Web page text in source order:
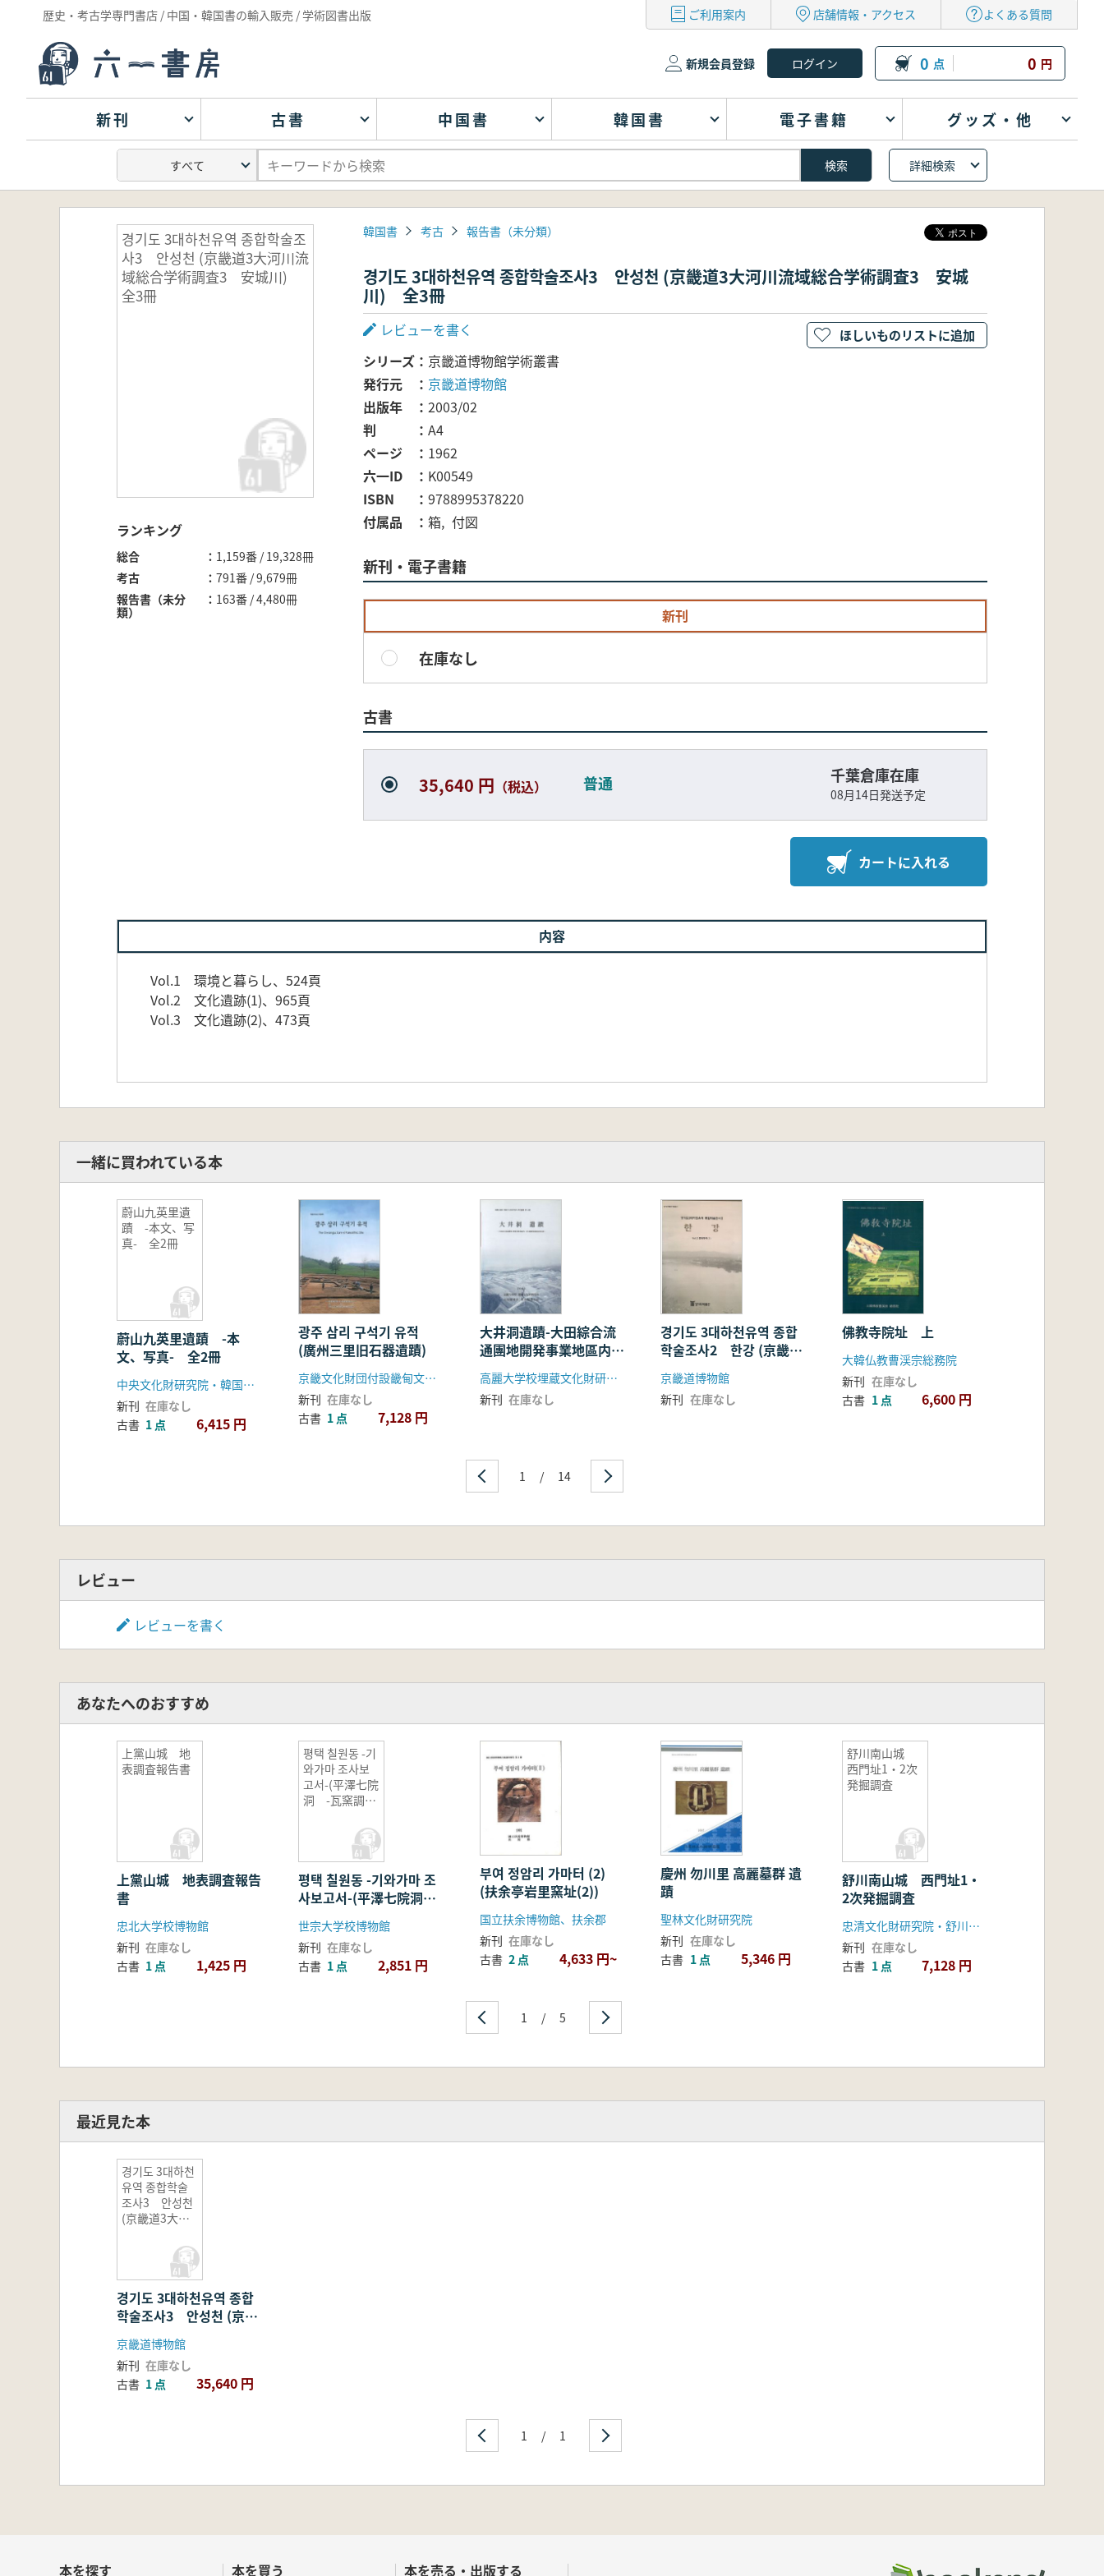
歴史・考古学専門書店 / 中国・韓国書の輸入販売 / 学術図書出版 ご利用案内 店舗情報・アクセス よくある質問
新規会員登録 0 点 0 円
新刊 古書 中国書 韓国書 電子書籍 グッズ・他
詳細検索
경기도 3대하천유역 종합학술조
사3 안성천 (京畿道3大河川流
域総合学術調査3 安城川)
全3冊
ランキング
総合
1,159番 / 19,328冊
考古
791番 / 9,679冊
報告書（未分
類）
163番 / 4,480冊
韓国書 考古 報告書（未分類）
경기도 3대하천유역 종합학술조사3 안성천 (京畿道3大河川流域総合学術調査3 安城
川) 全3冊
レビューを書く
シリーズ
京畿道博物館学術叢書
発行元
京畿道博物館
出版年
2003/02
判
A4
ページ
1962
六一ID
K00549
ISBN
9788995378220
付属品
箱 付図
新刊・電子書籍
新刊
在庫なし
古書
35,640 円 （税込） 普通 千葉倉庫在庫
08月14日発送予定
カートに入れる
ほしいものリストに追加
内容
Vol.1 環境と暮らし、524頁
Vol.2 文化遺跡(1)、965頁
Vol.3 文化遺跡(2)、473頁
一緒に買われている本
蔚山九英里遺
蹟 -本文、写
真- 全2冊
蔚山九英里遺蹟 -本
文、写真- 全2冊
中央文化財研究院・韓国土地公社
新刊 在庫なし
古書 1 点 6,415 円
광주 삼리 구석기 유적
(廣州三里旧石器遺蹟)
京畿文化財団付設畿甸文化財研究院、廣州市、2001世界陶磁器エキスポ組織委員会
新刊 在庫なし
古書 1 点 7,128 円
大井洞遺蹟-大田綜合流
通團地開発事業地區内文
化遺蹟発掘調査報告書-高麗大学校埋蔵文化財研究所、大田広域市都市開発公社
新刊 在庫なし
경기도 3대하천유역 종합
학술조사2 한강 (京畿道
3大河川流域総合学術調
査2 漢江) 全3冊
京畿道博物館
新刊 在庫なし
佛教寺院址 上
大韓仏教曹渓宗総務院
新刊 在庫なし
古書 1 点 6,600 円
1 / 14
レビュー
レビューを書く
あなたへのおすすめ
上黨山城 地
表調査報告書
上黨山城 地表調査報告
書
忠北大学校博物館
新刊 在庫なし
古書 1 点 1,425 円
평택 칠원동 -기
와가마 조사보
고서-(平澤七院
洞 -瓦窯調査
평택 칠원동 -기와가마 조
사보고서-(平澤七院洞 -
瓦窯調査報告書-)
世宗大学校博物館
新刊 在庫なし
古書 1 点 2,851 円
부여 정암리 가마터 (2)
(扶余亭岩里窯址(2))
国立扶余博物館、扶余郡
新刊 在庫なし
古書 2 点 4,633 円~
慶州 勿川里 高麗墓群 遺
蹟
聖林文化財研究院
新刊 在庫なし
古書 1 点 5,346 円
舒川南山城
西門址1・2次
発掘調査
舒川南山城 西門址1・
2次発掘調査
忠清文化財研究院・舒川郡庁
新刊 在庫なし
古書 1 点 7,128 円
1 / 5
最近見た本
경기도 3대하천
유역 종합학술
조사3 안성천
(京畿道3大河
術調査3 安城
川) 全3冊
경기도 3대하천유역 종합
학술조사3 안성천 (京畿
道3大河川流域総合学術
調査3 安城川) 全3冊
京畿道博物館
新刊 在庫なし
古書 1 点 35,640 円
1 / 1
本を探す 本を買う 本を売る・出版する